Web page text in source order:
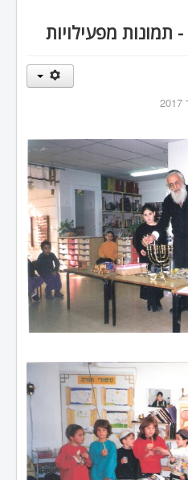
תמונות מפעילויות